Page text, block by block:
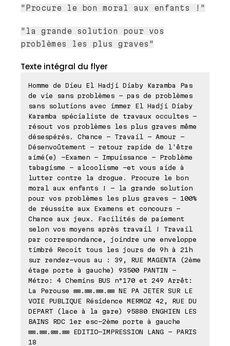
"Procure le bon moral aux enfants !"
"la grande solution pour vos
problèmes les plus graves"
Texte intégral du flyer
Homme de Dieu El Hadji Diaby Karamba Pas
de vie sans problèmes - pas de problèmes
sans solutions avec immer El Hadji Diaby
Karamba spécialiste de travaux occultes -
résout vos problèmes les plus graves même
désespérés. Chance - Travail - Amour -
Désenvoûtement - retour rapide de l'être
aimé(e) -Examen - Impuissance - Problème
tabagisme - alcoolisme -et vous aide à
lutter contre la drogue. Procure le bon
moral aux enfants ! - la grande solution
pour vos problèmes les plus graves - 100%
de réussite aux Examens et concours -
Chance aux jeux. Facilités de paiement
selon vos moyens après travail ! Travail
par correspondance, joindre une enveloppe
timbré Recoit tous les jours de 9h à 21h
sur rendez-vous au : 39, RUE MAGENTA (2ème
étage porte à gauche) 93500 PANTIN -
Métro: 4 Chemins BUS n°170 et 249 Arrêt:
La Perouse ⊠⊠.⊠⊠.⊠⊠.⊠⊠ NE PA JETER SUR LE
VOIE PUBLIQUE Résidence MERMOZ 42, RUE DU
DEPART (lace à la gare) 95880 ENGHIEN LES
BAINS RDC 1er esc-2ème porte à gauche
⊠⊠.⊠⊠.⊠⊠.⊠⊠ EDITIO-IMPRESSION LANG - PARIS
18